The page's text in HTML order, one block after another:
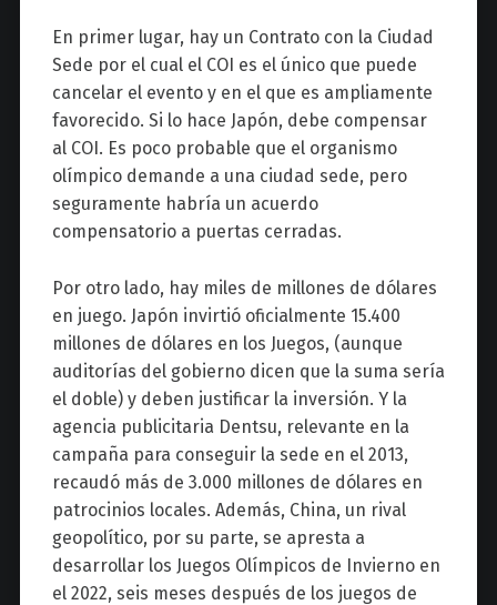
En primer lugar, hay un Contrato con la Ciudad
Sede por el cual el COI es el único que puede
cancelar el evento y en el que es ampliamente
favorecido. Si lo hace Japón, debe compensar
al COI. Es poco probable que el organismo
olímpico demande a una ciudad sede, pero
seguramente habría un acuerdo
compensatorio a puertas cerradas.
Por otro lado, hay miles de millones de dólares
en juego. Japón invirtió oficialmente 15.400
millones de dólares en los Juegos, (aunque
auditorías del gobierno dicen que la suma sería
el doble) y deben justificar la inversión. Y la
agencia publicitaria Dentsu, relevante en la
campaña para conseguir la sede en el 2013,
recaudó más de 3.000 millones de dólares en
patrocinios locales. Además, China, un rival
geopolítico, por su parte, se apresta a
desarrollar los Juegos Olímpicos de Invierno en
el 2022, seis meses después de los juegos de